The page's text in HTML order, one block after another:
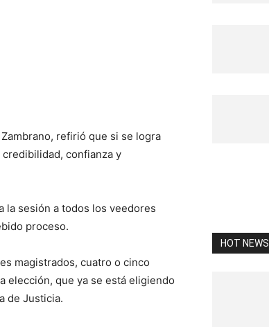
refirió que si se logra
confianza y
la sesión a todos los veedores
proceso.
magistrados, cuatro o cinco
elección, que ya se está eligiendo
de Justicia.
HOT NEWS